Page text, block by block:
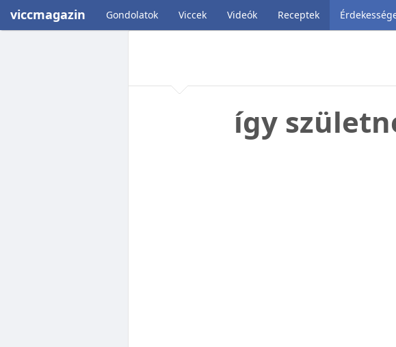
viccmagazin Gondolatok Viccek Videók Receptek
így